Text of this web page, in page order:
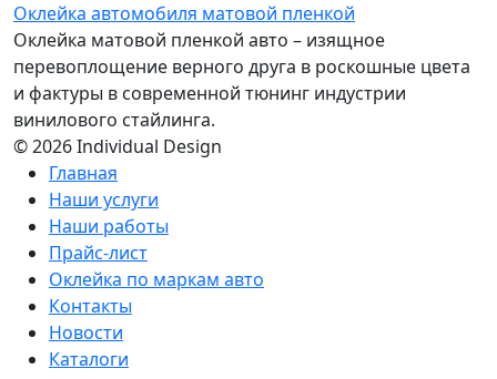
Оклейка автомобиля матовой пленкой
Оклейка матовой пленкой авто – изящное
перевоплощение верного друга в роскошные цвета
и фактуры в современной тюнинг индустрии
винилового стайлинга.
© 2026 Individual Design
Главная
Наши услуги
Наши работы
Прайс-лист
Оклейка по маркам авто
Контакты
Новости
Каталоги